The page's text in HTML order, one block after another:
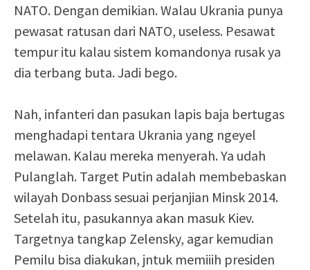
NATO. Dengan demikian. Walau Ukrania punya
pewasat ratusan dari NATO, useless. Pesawat
tempur itu kalau sistem komandonya rusak ya
dia terbang buta. Jadi bego.
Nah, infanteri dan pasukan lapis baja bertugas
menghadapi tentara Ukrania yang ngeyel
melawan. Kalau mereka menyerah. Ya udah
Pulanglah. Target Putin adalah membebaskan
wilayah Donbass sesuai perjanjian Minsk 2014.
Setelah itu, pasukannya akan masuk Kiev.
Targetnya tangkap Zelensky, agar kemudian
Pemilu bisa diakukan, jntuk memiiih presiden